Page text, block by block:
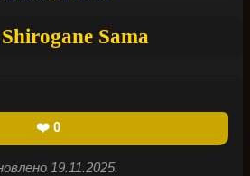
Sama
❤️ 0
19.11.2025.